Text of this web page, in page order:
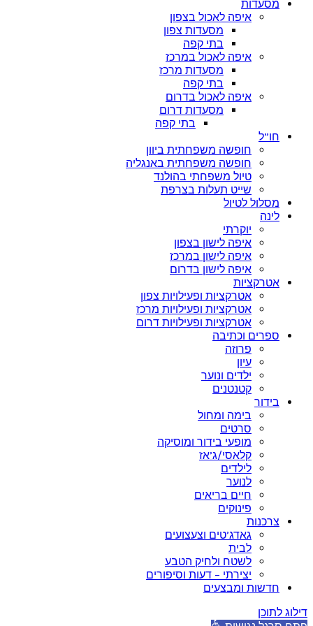
מסעדות
איפה לאכול בצפון
מסעדות צפון
בתי קפה
איפה לאכול במרכז
מסעדות מרכז
בתי קפה
איפה לאכול בדרום
מסעדות דרום
בתי קפה
חו”ל
חופשה משפחתית ביוון
חופשה משפחתית באנגליה
טיול משפחתי בהולנד
שייט תעלות בצרפת
מסלול לטיול
לינה
יוקרתי
איפה לישון בצפון
איפה לישון במרכז
איפה לישון בדרום
אטרקציות
אטרקציות ופעילויות צפון
אטרקציות ופעילויות מרכז
אטרקציות ופעילויות דרום
ספרים וכתיבה
פרוזה
עיון
ילדים ונוער
קטנטנים
בידור
בימה ומחול
סרטים
מופעי בידור ומוסיקה
קלאסי/ג’אז
לילדים
לנוער
חיים בריאים
פינוקים
צרכנות
גאדג’טים וצעצועים
לבית
לשטח ולחיק הטבע
יצירתי – דעות וסיפורים
חדשות ומבצעים
דילוג לתוכן